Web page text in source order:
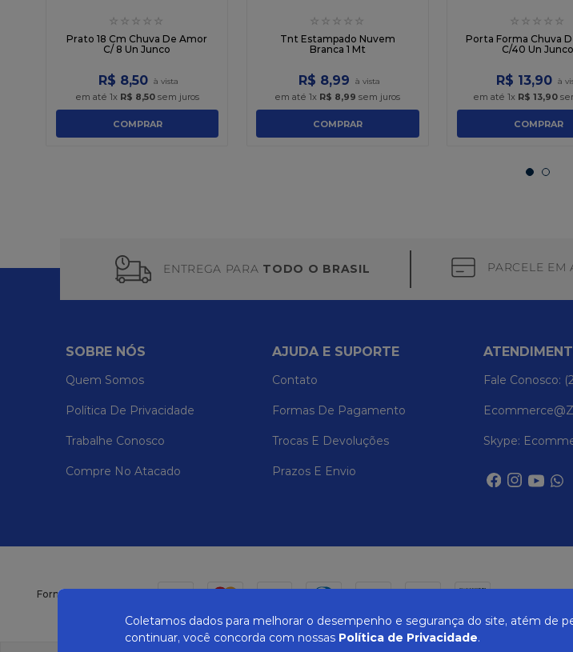
☆ ☆ ☆ ☆ ☆
Prato 18 Cm Chuva De Amor
C/ 8 Un Junco
R$ 8,50
em até 1x R$ 8,50sem juros
COMPRAR
☆ ☆ ☆ ☆ ☆
Tnt Estampado Nuvem
Branca 1 Mt
R$ 8,99
em até1x R$ 8,99 sem juros
COMPRAR
☆ ☆ ☆ ☆ ☆
Porta Forma Chuva
C/40 Un Junco
R$ 13,90
em até1x R$ 13,90
COMPRAR
ENTREGA PARA TODO O BRASIL PARCELE EM
SOBRE NÓS
Quem Somos
Política De Privacidade
Trabalhe Conosco
Compre No Atacado
AJUDA E SUPORTE
Contato
Formas De Pagamento
Trocas E Devoluções
Prazos E Envio
Fale Conosco:
Skype:
Formas de pagamento
Coletamos dados para melhorar o desempenho e segurança do site, atém de
continuar, você concorda com nossas Política de Privacidade.